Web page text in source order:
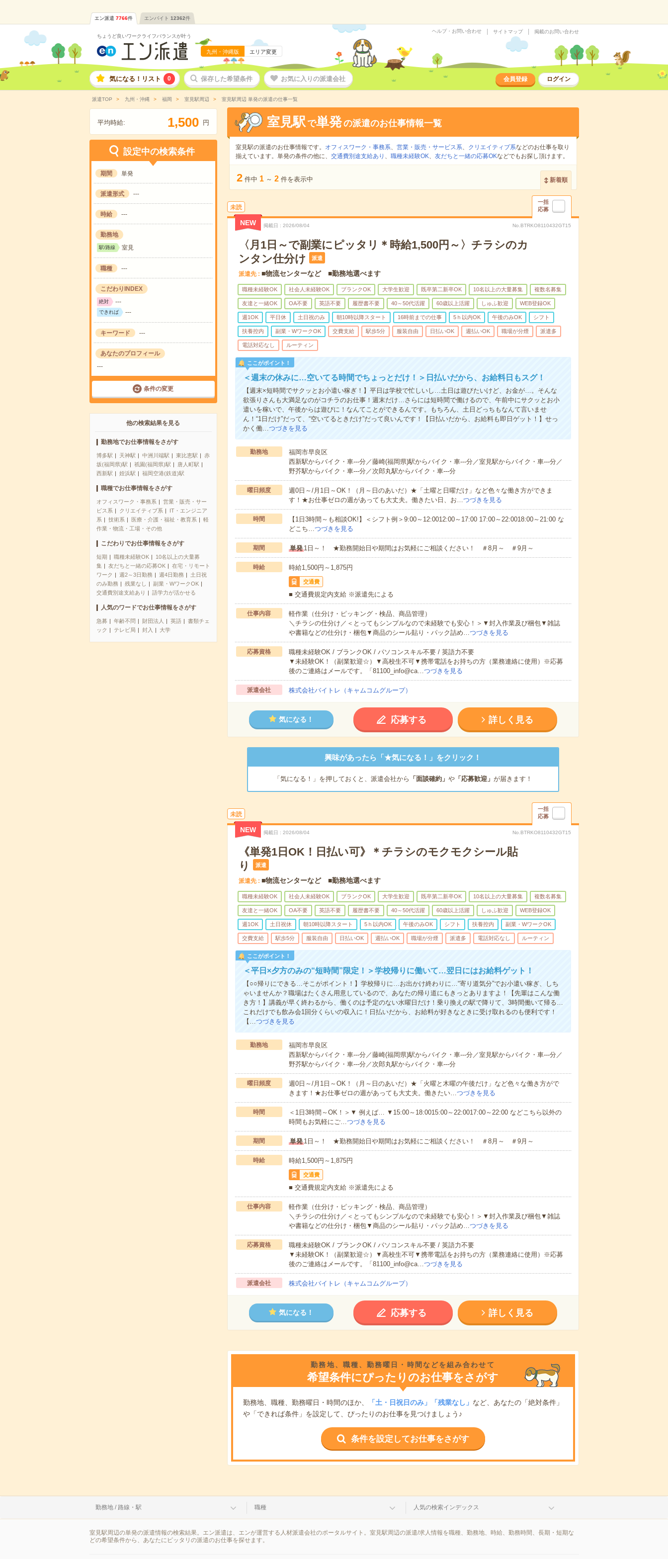
エン派遣 7766件 エンバイト 12362件
ちょうど良いワークライフバランスが叶う
九州・沖縄版 エリア変更
ヘルプ・お問い合わせ サイトマップ 掲載のお問い合わせ
気になる！リスト 0 保存した希望条件 お気に入りの派遣会社 会員登録 ログイン
派遣TOP 九州・沖縄 福岡 室見駅周辺 室見駅周辺 単発の派遣の仕事一覧
平均時給: 1,500 円
設定中の検索条件
期間 単発
派遣形式 ---
時給 ---
勤務地
駅/路線 室見
職種 ---
こだわりINDEX
絶対 ---
できれば ---
キーワード ---
あなたのプロフィール
---
条件の変更
他の検索結果を見る
勤務地でお仕事情報をさがす
博多駅 天神駅 中洲川端駅 東比恵駅
赤
坂(福岡県)駅
祇園(福岡県)駅
唐人町駅
西新駅
姪浜駅 福岡空港(鉄道)駅
職種でお仕事情報をさがす
オフィスワーク・事務系
営業・販売・サー
ビス系
クリエイティブ系
IT・エンジニア
系
技術系 医療・介護・福祉・教育系
軽
作業・物流・工場・その他
こだわりでお仕事情報をさがす
短期 職種未経験OK
10名以上の大量募
集
友だちと一緒の応募OK
在宅・リモート
ワーク
週2～3日勤務 週4日勤務
土日祝
のみ勤務
残業なし
副業・WワークOK
交通費別途支給あり
語学力が活かせる
人気のワードでお仕事情報をさがす
急募 年齢不問 財団法人 英語
書類チェ
ック
テレビ局 封入 大学
室見駅 で単発の派遣のお仕事情報一覧
室見駅の派遣のお仕事情報です。 オフィスワーク・事務系、 営業・販売・サービス系、 クリエイティブ系などのお仕事を取り
揃えています。単発の条件の他に、 交通費別途支給あり 、 職種未経験OK、 友だちと一緒の応募OKなどでもお探し頂けます。
2 件中 1 ～ 2 件を表示中 新着順
未読
一括
応募
NEW 掲載日 2026/08/04 No.BTRKO8110432GT15
〈月1日～で副業にピッタリ＊時給1,500円～〉チラシのカ
ンタン仕分け
派遣
派遣先 ■物流センターなど ■勤務地選べます
職種未経験OK 社会人未経験OK ブランクOK 大学生歓迎 既卒第二新卒OK 10名以上の大量募集 複数名募集
友達と一緒OK OA不要 英語不要 履歴書不要 40～50代活躍 60歳以上活躍 しゅふ歓迎 WEB登録OK
週1OK 平日休 土日祝のみ 朝10時以降スタート 16時前までの仕事 5ｈ以内OK 午後のみOK シフト
扶養控内 副業・WワークOK 交費支給 駅歩5分 服装自由 日払いOK 週払いOK 職場が分煙 派遣多
電話対応なし ルーティン
ここがポイント！
＜週末の休みに…空いてる時間でちょっとだけ！＞日払いだから、お給料日もスグ！
【週末×短時間でサクッとお小遣い稼ぎ！】平日は学校で忙しいし…土日は遊びたいけど、お金が…。そんな
欲張りさんも大満足なのがコチラのお仕事！週末だけ…さらには短時間で働けるので、午前中にサクッとお小
遣いを稼いで、午後からは遊びに！なんてことができるんです。もちろん、土日どっちもなんて言いませ
ん！“1日だけ”だって、“空いてるときだけ”だって良いんです！【日払いだから、お給料も即日ゲット！】せっ
かく働…つづきを見る
勤務地
福岡市早良区
西新駅からバイク・車---分／藤崎(福岡県)駅からバイク・車---分／室見駅からバイク・車---分／
野芥駅からバイク・車---分／次郎丸駅からバイク・車---分
曜日頻度
週0日～/月1日～OK！（月～日のあいだ）★「土曜と日曜だけ」など色々な働き方ができま
す！★お仕事ゼロの週があっても大丈夫。働きたい日、お…つづきを見る
時間
【1日3時間～も相談OK!】＜シフト例＞9:00～12:0012:00～17:00 17:00～22:0018:00～21:00 な
どこち…つづきを見る
期間 単発1日～！ ★勤務開始日や期間はお気軽にご相談ください！ ＃8月～ ＃9月～
時給 時給1,500円～1,875円
交通費
■ 交通費規定内支給 ※派遣先による
仕事内容
軽作業（仕分け・ピッキング・検品、商品管理）
＼チラシの仕分け／＜とってもシンプルなので未経験でも安心！＞▼封入作業及び梱包▼雑誌
や書籍などの仕分け・梱包▼商品のシール貼り・パック詰め…つづきを見る
応募資格
職種未経験OK / ブランクOK / パソコンスキル不要 / 英語力不要
▼未経験OK！（副業歓迎☆）▼高校生不可▼携帯電話をお持ちの方（業務連絡に使用）※応募
後のご連絡はメールです。「81100_info@ca…つづきを見る
派遣会社 株式会社バイトレ（キャムコムグループ）
気になる！ 応募する 詳しく見る
興味があったら「★気になる！」をクリック！
「気になる！」を押しておくと、派遣会社から 「面談確約」 や「応募歓迎」 が届きます！
未読
一括
応募
NEW 掲載日 2026/08/04 No.BTRKO8110432GT15
《単発1日OK！日払い可》＊チラシのモクモクシール貼
り
派遣
派遣先 ■物流センターなど ■勤務地選べます
職種未経験OK 社会人未経験OK ブランクOK 大学生歓迎 既卒第二新卒OK 10名以上の大量募集 複数名募集
友達と一緒OK OA不要 英語不要 履歴書不要 40～50代活躍 60歳以上活躍 しゅふ歓迎 WEB登録OK
週1OK 土日祝休 朝10時以降スタート 5ｈ以内OK 午後のみOK シフト 扶養控内 副業・WワークOK
交費支給 駅歩5分 服装自由 日払いOK 週払いOK 職場が分煙 派遣多 電話対応なし ルーティン
ここがポイント！
＜平日×夕方のみの“短時間”限定！＞学校帰りに働いて…翌日にはお給料ゲット！
【○○帰りにできる…そこがポイント！】学校帰りに…お出かけ終わりに…“寄り道気分”でお小遣い稼ぎ、しち
ゃいませんか？職場はたくさん用意しているので、あなたの帰り道にもきっとありますよ！【先輩はこんな働
き方！】講義が早く終わるから、働くのは予定のない水曜日だけ！乗り換えの駅で降りて、3時間働いて帰る…
これだけでも飲み会1回分くらいの収入に！日払いだから、お給料が好きなときに受け取れるのも便利です！
【…つづきを見る
勤務地
福岡市早良区
西新駅からバイク・車---分／藤崎(福岡県)駅からバイク・車---分／室見駅からバイク・車---分／
野芥駅からバイク・車---分／次郎丸駅からバイク・車---分
曜日頻度
週0日～/月1日～OK！（月～日のあいだ）★「火曜と木曜の午後だけ」など色々な働き方がで
きます！★お仕事ゼロの週があっても大丈夫。働きたい…つづきを見る
時間
＜1日3時間～OK！＞▼ 例えば… ▼15:00～18:0015:00～22:0017:00～22:00 などこちら以外の
時間もお気軽にご…つづきを見る
期間 単発1日～！ ★勤務開始日や期間はお気軽にご相談ください！ ＃8月～ ＃9月～
時給 時給1,500円～1,875円
交通費
■ 交通費規定内支給 ※派遣先による
仕事内容
軽作業（仕分け・ピッキング・検品、商品管理）
＼チラシの仕分け／＜とってもシンプルなので未経験でも安心！＞▼封入作業及び梱包▼雑誌
や書籍などの仕分け・梱包▼商品のシール貼り・パック詰め…つづきを見る
応募資格
職種未経験OK / ブランクOK / パソコンスキル不要 / 英語力不要
▼未経験OK！（副業歓迎☆）▼高校生不可▼携帯電話をお持ちの方（業務連絡に使用）※応募
後のご連絡はメールです。「81100_info@ca…つづきを見る
派遣会社 株式会社バイトレ（キャムコムグループ）
気になる！ 応募する 詳しく見る
勤務地、職種、勤務曜日・時間などを組み合わせて
希望条件にぴったりのお仕事をさがす
勤務地、職種、勤務曜日・時間のほか、 「土・日祝日のみ」「残業なし」 など、あなたの「絶対条件」
や「できれば条件」を設定して、ぴったりのお仕事を見つけましょう♪
条件を設定してお仕事をさがす
勤務地 / 路線・駅 職種 人気の検索インデックス
室見駅周辺の単発の派遣情報の検索結果。エン派遣は、エンが運営する人材派遣会社のポータルサイト。室見駅周辺の派遣/求人情報を職種、勤務地、時給、勤務時間、長期・短期な
どの希望条件から、あなたにピッタリの派遣のお仕事を探せます。